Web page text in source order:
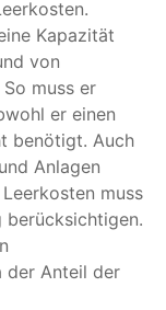
Kapazität
von
muss er
er einen
benötigt. Auch
Anlagen
muss
berücksichtigen.
der Anteil der